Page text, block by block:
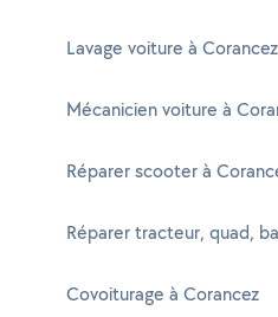
Lavage voiture à Corancez
Mécanicien voiture à
Réparer scooter à
Réparer tracteur, quad,
Covoiturage à Corancez